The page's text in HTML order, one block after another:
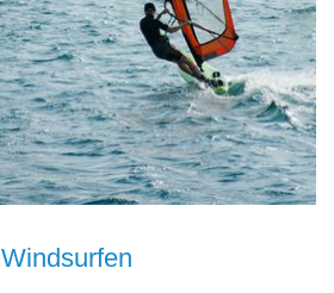
Windsurfen